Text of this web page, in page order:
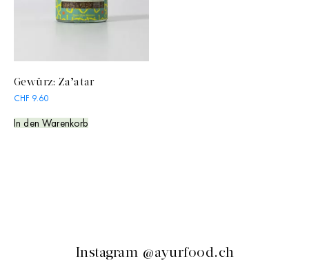
Gewürz: Za’atar
CHF 9.60
In den Warenkorb
Instagram @ayurfood.ch